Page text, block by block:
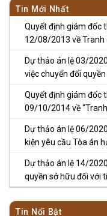
Tin Mới Nhất
Quyết định giám đốc
12/08/2013 về Tranh
Dự thảo án lệ 03/
việc chuyển đổi
Quyết định giám đốc
09/10/2014 về
Dự thảo án lệ 06/
kiện yêu cầu Tòa án
Dự thảo án lệ 14/
quyền sở hữu đối với
Tin Nổi Bật